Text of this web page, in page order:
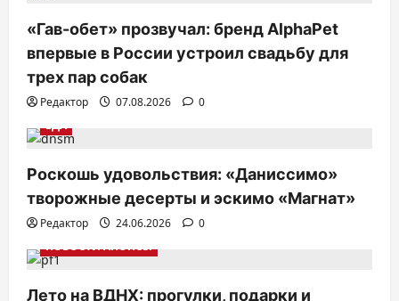
а
п
и
я
м
«Гав-обет» прозвучал: бренд AlphaPet
впервые в России устроил свадьбу для
трех пар собак
Редактор 07.08.2026
0
ЕДА
Роскошь удовольствия: «Даниссимо»
творожные десерты и эскимо «Магнат»
Редактор 24.06.2026
0
НОВОСТИ АНОНСЫ
Лето на ВДНХ: прогулки, подарки и